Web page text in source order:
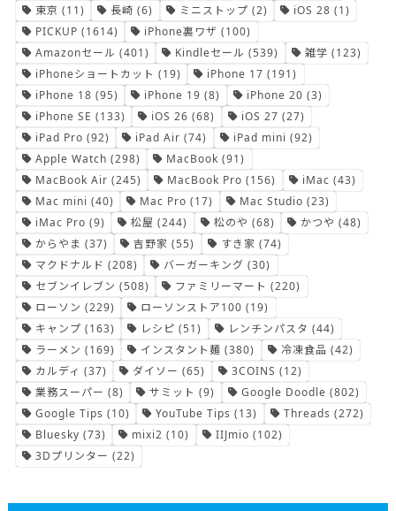
東京 (11) 長崎 (6) ミニストップ (2) iOS 28 (1)
PICKUP (1614) iPhone裏ワザ (100)
Amazonセール (401) Kindleセール (539) 雑学 (123)
iPhoneショートカット (19) iPhone 17 (191)
iPhone 18 (95) iPhone 19 (8) iPhone 20 (3)
iPhone SE (133) iOS 26 (68) iOS 27 (27)
iPad Pro (92) iPad Air (74) iPad mini (92)
Apple Watch (298) MacBook (91)
MacBook Air (245) MacBook Pro (156) iMac (43)
Mac mini (40) Mac Pro (17) Mac Studio (23)
iMac Pro (9) 松屋 (244) 松のや (68) かつや (48)
からやま (37) 吉野家 (55) すき家 (74)
マクドナルド (208) バーガーキング (30)
セブンイレブン (508) ファミリーマート (220)
ローソン (229) ローソンストア100 (19)
キャンプ (163) レシピ (51) レンチンパスタ (44)
ラーメン (169) インスタント麺 (380) 冷凍食品 (42)
カルディ (37) ダイソー (65) 3COINS (12)
業務スーパー (8) サミット (9) Google Doodle (802)
Google Tips (10) YouTube Tips (13) Threads (272)
Bluesky (73) mixi2 (10) IIJmio (102)
3Dプリンター (22)